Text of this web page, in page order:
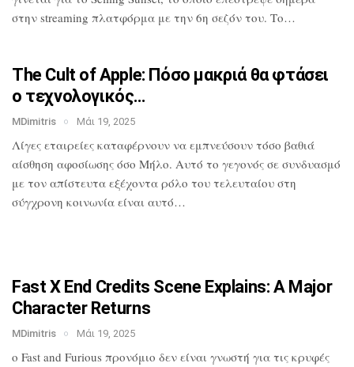
στην streaming πλατφόρμα με την 6η σεζόν του. Το…
The Cult of Apple: Πόσο μακριά θαφτάσει
ο τεχνολογικός…
MDimitris Μάι 19, 2025
Λίγες εταιρείες καταφέρνουν να εμπνεύσουν τόσο βαθιά
αίσθηση αφοσίωσης όσο Μήλο. Αυτό το γεγονός σε συνδυασμό
με τον απίστευτα εξέχοντα ρόλο του τελευταίου στη
σύγχρονη κοινωνία είναι αυτό…
Fast X End Credits Scene Explains: AMajor
Character Returns
MDimitris Μάι 19, 2025
ο Fast and Furious προνόμιο δεν είναι γνωστή για τις κρυφές